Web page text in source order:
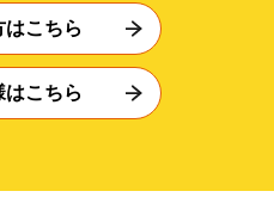
はこちら
はこちら